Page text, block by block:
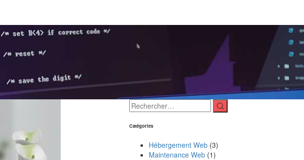
Catégories
Hébergement Web (3)
Maintenance Web (1)